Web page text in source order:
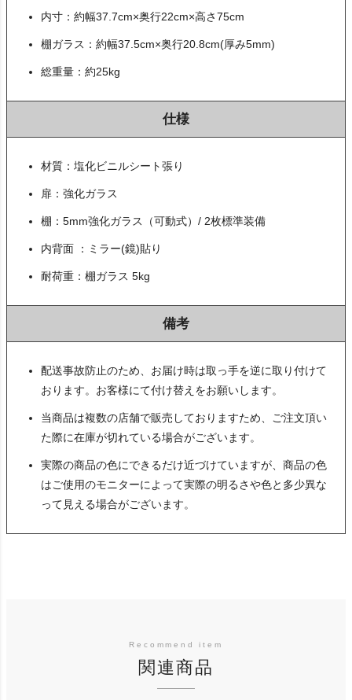
内寸：約幅37.7cm×奥行22cm×高さ75cm
棚ガラス：約幅37.5cm×奥行20.8cm(厚み5mm)
総重量：約25kg
仕様
材質：塩化ビニルシート張り
扉：強化ガラス
棚：5mm強化ガラス（可動式）/ 2枚標準装備
内背面 ：ミラー(鏡)貼り
耐荷重：棚ガラス 5kg
備考
配送事故防止のため、お届け時は取っ手を逆に取り付けて
おります。お客様にて付け替えをお願いします。
当商品は複数の店舗で販売しておりますため、ご注文頂い
た際に在庫が切れている場合がございます。
実際の商品の色にできるだけ近づけていますが、商品の色
はご使用のモニターによって実際の明るさや色と多少異な
って見える場合がございます。
関連商品